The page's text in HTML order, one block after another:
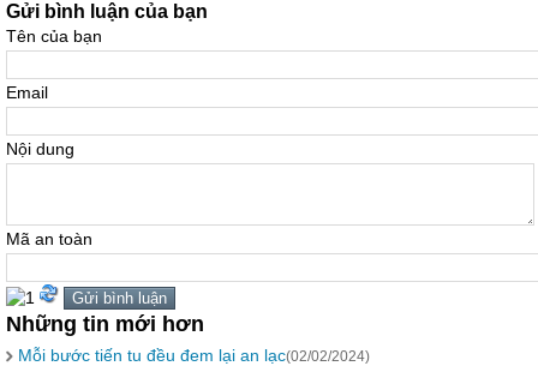
Gửi bình luận của bạn
Tên của bạn
Email
Nội dung
Mã an toàn
Những tin mới hơn
Mỗi bước tiến tu đều đem lại an lạc(02/02/2024)